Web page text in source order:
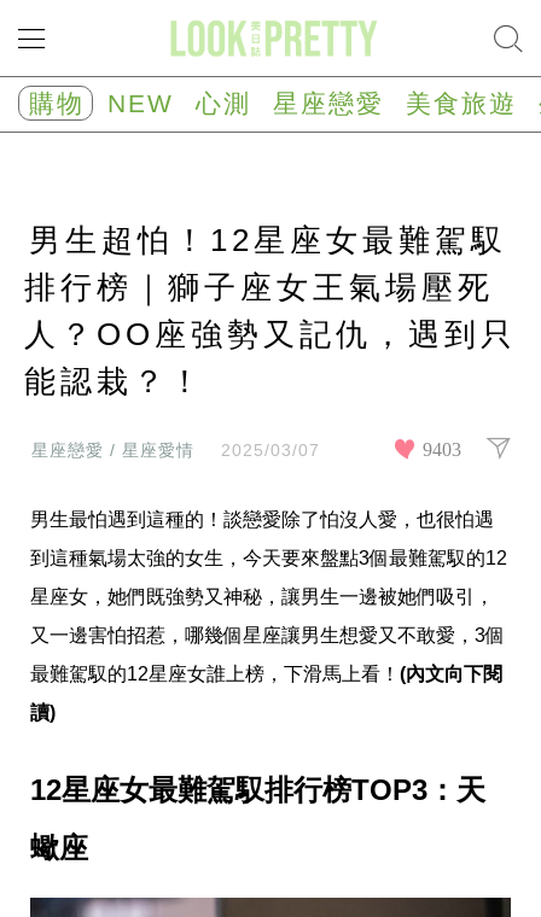
NEW
心
測
塔
心
理
測
驗
星
座/
生
肖
勢
座
戀
愛
愛
指
南
害
話
於
自
己
座
購物 NEW 心測 星座戀愛 美食旅遊
男生超怕！12星座女最難駕馭
排行榜｜獅子座女王氣場壓死
人？OO座強勢又記仇，遇到只
能認栽？！
星座戀愛 / 星座愛情 2025/03/07 9403
男生最怕遇到這種的！談戀愛除了怕沒人愛，也很怕遇
到這種氣場太強的女生，今天要來盤點3個最難駕馭的12
星座女，她們既強勢又神秘，讓男生一邊被她們吸引，
又一邊害怕招惹，哪幾個星座讓男生想愛又不敢愛，3個
最難駕馭的12星座女誰上榜，下滑馬上看！ (內文向下閱
讀)
12星座女最難駕馭排行榜TOP3：天
蠍座